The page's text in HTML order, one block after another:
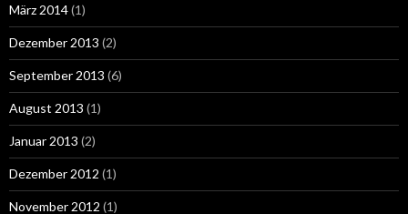
März 2014(1)
Dezember 2013 (2)
September 2013 (6)
August 2013 (1)
Januar 2013 (2)
Dezember 2012 (1)
November 2012 (1)